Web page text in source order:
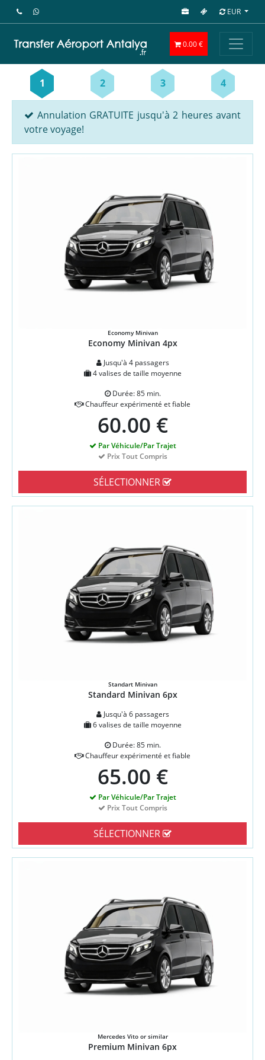
EUR
0.00 €
1 2 3 4
Annulation GRATUITE jusqu'à 2 heures avant
votre voyage!
Economy Minivan
Economy Minivan 4px
Jusqu'à 4 passagers
4 valises de taille moyenne
Durée: 85 min.
Chauffeur expérimenté et fiable
60.00 €
Par Véhicule/Par Trajet
Prix Tout Compris
SÉLECTIONNER
Standart Minivan
Standard Minivan 6px
Jusqu'à 6 passagers
6 valises de taille moyenne
Durée: 85 min.
Chauffeur expérimenté et fiable
65.00 €
Par Véhicule/Par Trajet
Prix Tout Compris
SÉLECTIONNER
Mercedes Vito or similar
Premium Minivan 6px